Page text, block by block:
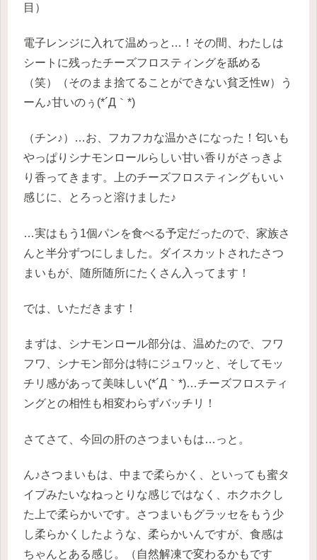
目）
電子レンジに入れて温めっと…！その間、わたしは
シートに残ったチーズフロスティングを舐める
（笑）（そのまま捨てることができない貧乏性w）う
ーん♪甘いのぅ(*´Д｀*)
（チン♪）…お、フカフカな温かさになった！匂いも
やっぱりシナモンロールらしい甘い香りがさっきよ
り香ってきます。上のチーズフロスティングもいい
感じに、とろっと溶けました♪
…実はもう1個パンを食べる予定だったので、家族さ
んと半分ずつにしました。ダイスカットされたさつ
まいもが、随所随所にたくさん入ってます！
では、いただきます！
まずは、シナモンロール部分は、温めたので、フワ
フワ、シナモン部分は特にジュワッと、そしてモッ
チリ感があって美味しい(*´Д｀*)…チーズフロスティ
ングとの相性も相変わらずバッチリ！
さてさて、今回の肝のさつまいもは…っと。
ん♪さつまいもは、中まで柔らかく、といっても蜜タ
イプみたいなねっとりな感じではなく、ホクホクし
た上で柔らかいです。さつまいもグラッセをもう少
し柔らかくしたような、柔らかいんですが、食感は
ちゃんとある感じ。（自然解凍で変わるかもです